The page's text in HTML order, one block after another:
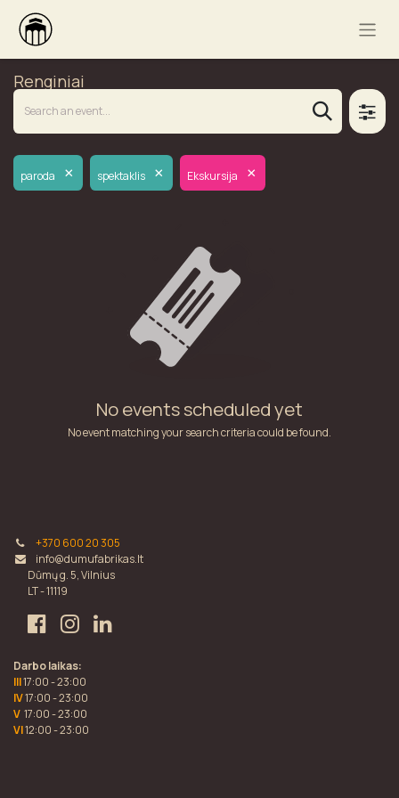
Renginiai
paroda × spektaklis × Ekskursija ×
No events scheduled yet
No event matching your search criteria could be found.
+370 600 20 305
info@dumufabrikas.lt
Dūmų g. 5, Vilnius
LT - 11119
Darbo laikas:
III17:00 - 23:00
IV17:00 - 23:00
V 17:00 - 23:00
VI12:00 - 23:00